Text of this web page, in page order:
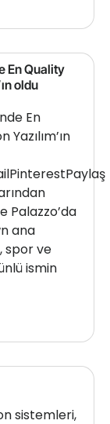
En Quality
oldu
En
Palazzo’da
ana
spor ve
ismin
sistemleri,